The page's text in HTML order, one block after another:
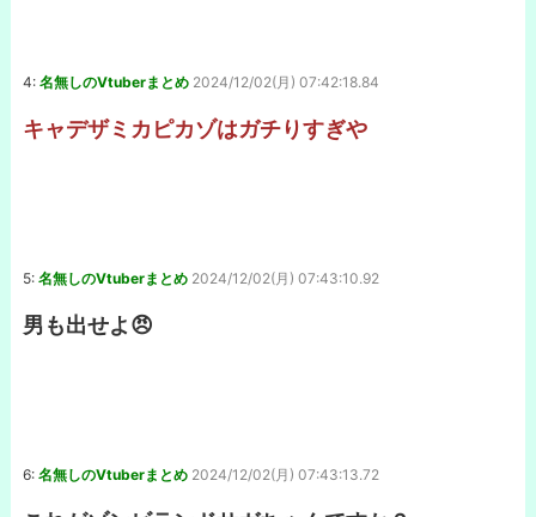
4: 名無しのVtuberまとめ 2024/12/02(月) 07:42:18.84
キャデザミカピカゾはガチりすぎや
5: 名無しのVtuberまとめ 2024/12/02(月) 07:43:10.92
男も出せよ😠
6: 名無しのVtuberまとめ 2024/12/02(月) 07:43:13.72